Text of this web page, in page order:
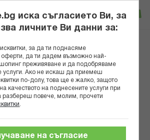
Вход
ЧЕТКИ ЗА ЗЪБИ КОНУС 1.6ММ Х 6БР СИНЯ
иска съгласието Ви, за
личните Ви данни за:
за да ти поднасяме
оферти, да ти дадем възможно най-
преживяване и да подобряваме
услуги. Ако не искаш да приемеш
по-долу, това ще е жалко, защото
качеството на поднесените услуги при
разбереш повече, молим, прочети
на съгласие